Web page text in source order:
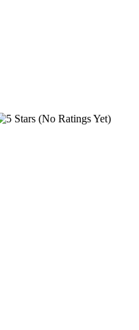
(No Ratings Yet)